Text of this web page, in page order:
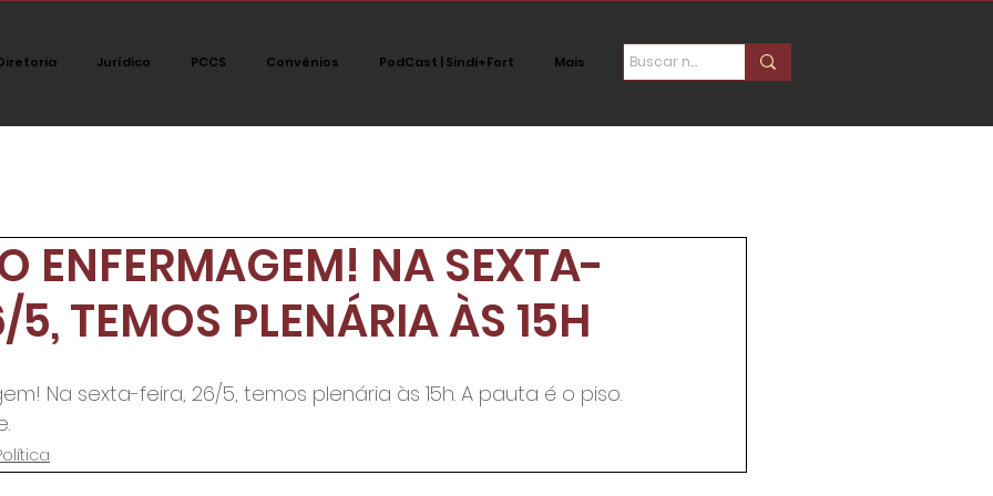
Jurídico PCCS Convênios PodCast | Sindi+Fort Mais
PodCast Sindi+fort
ENFERMAGEM! NA SEXTA-
5, TEMOS PLENÁRIA ÀS 15H
Na sexta-feira, 26/5, temos plenária às 15h. A pauta é o piso.